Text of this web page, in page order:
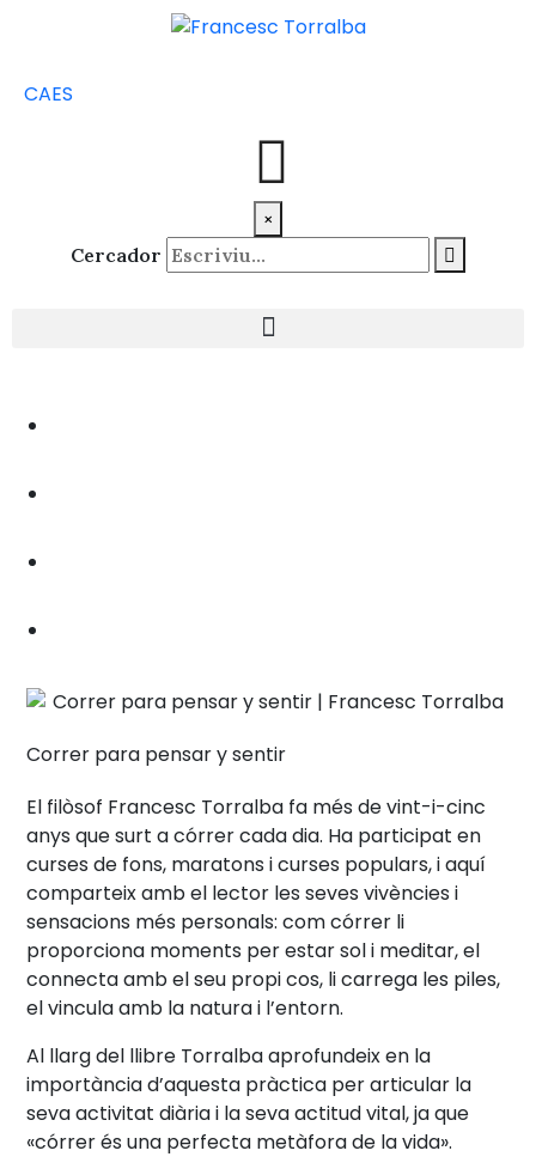
CAES
×
Cercador
Correr para pensar y sentir
El filòsof Francesc Torralba fa més de vint-i-cinc
anys que surt a córrer cada dia. Ha participat en
curses de fons, maratons i curses populars, i aquí
comparteix amb el lector les seves vivències i
sensacions més personals: com córrer li
proporciona moments per estar sol i meditar, el
connecta amb el seu propi cos, li carrega les piles,
el vincula amb la natura i l’entorn.
Al llarg del llibre Torralba aprofundeix en la
importància d’aquesta pràctica per articular la
seva activitat diària i la seva actitud vital, ja que
«córrer és una perfecta metàfora de la vida».